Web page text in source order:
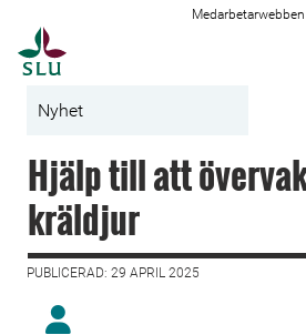
Medarbetarwebben
Nyhet
Hjälp till att
kräldjur
PUBLICERAD: 29 APRIL 2025